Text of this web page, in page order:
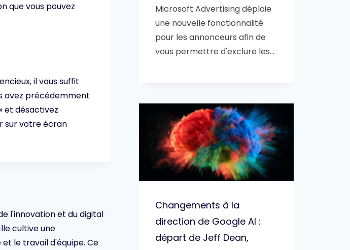
que vous pouvez
il vous suffit
avez précédemment
et désactivez
sur votre écran
l'innovation et du digital
cultive une
le travail d'équipe. Ce
Microsoft Advertising déploie
une nouvelle fonctionnalité
pour les annonceurs afin de
vous permettre d'exclure les…
Changements à la
direction de Google AI :
départ de Jeff Dean,